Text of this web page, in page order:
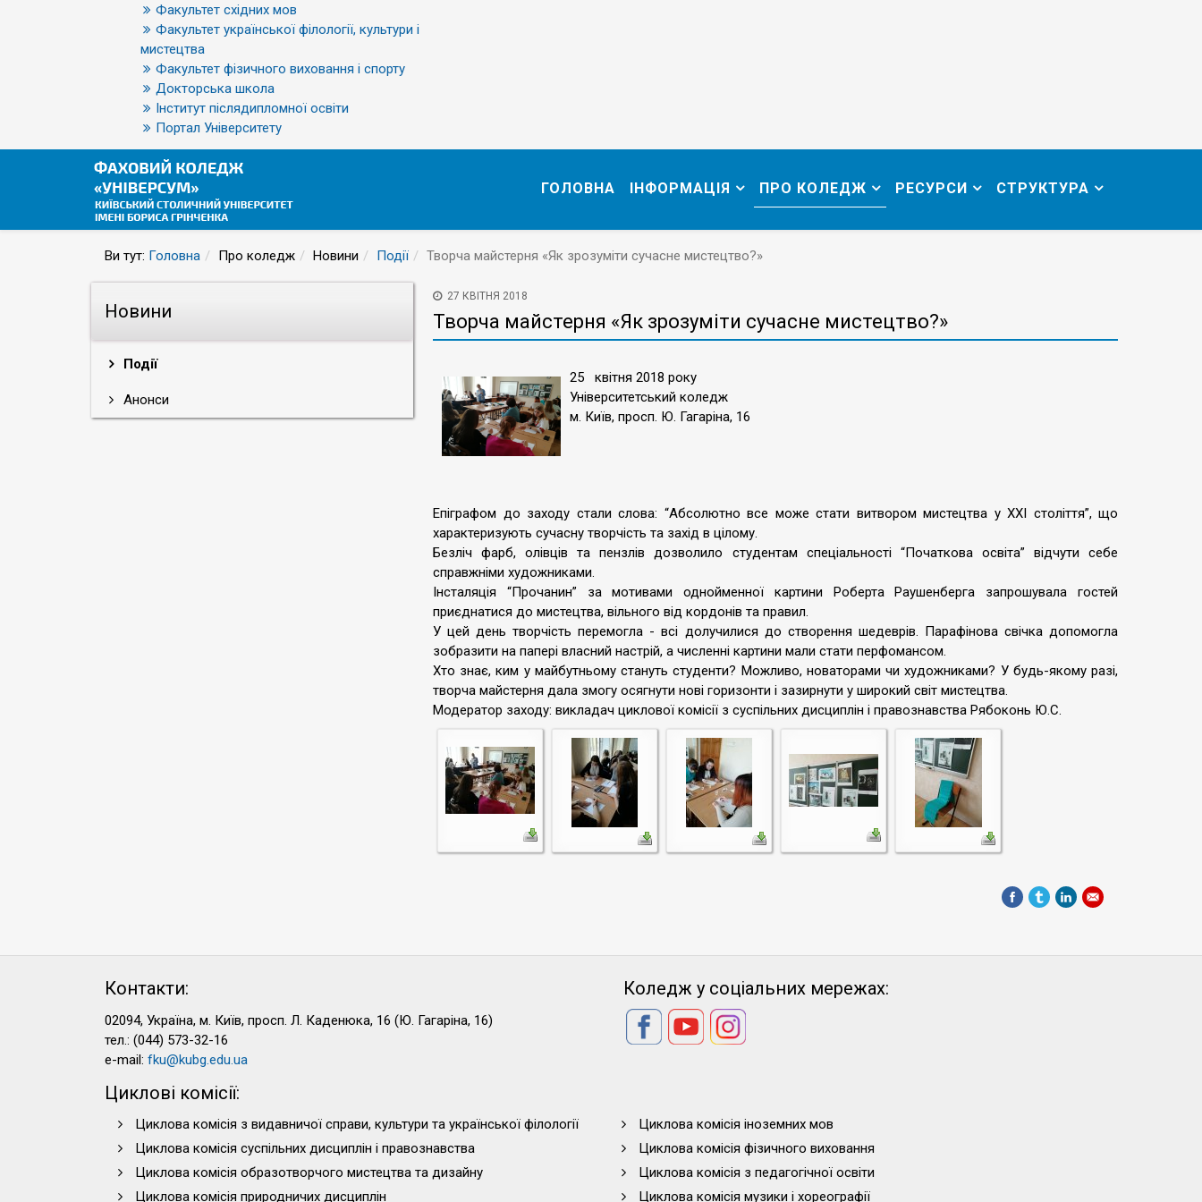
Факультет східних мов
Факультет української філології, культури і
мистецтва
Факультет фізичного виховання і спорту
Докторська школа
Інститут післядипломної освіти
Портал Університету
ГОЛОВНА ІНФОРМАЦІЯ ПРО КОЛЕДЖ РЕСУРСИ СТРУКТУРА
Ви тут: Головна Про коледж Новини Події Творча майстерня «Як зрозуміти сучасне мистецтво?»
Новини
Події
Анонси
27 КВІТНЯ 2018
Творча майстерня «Як зрозуміти сучасне мистецтво?»
25 квітня 2018 року
Університетський коледж
м. Київ, просп. Ю. Гагаріна, 16
Епіграфом до заходу стали слова: “Абсолютно все може стати витвором мистецтва у XXI століття”, що
характеризують сучасну творчість та захід в цілому.
Безліч фарб, олівців та пензлів дозволило студентам спеціальності “Початкова освіта” відчути себе
справжніми художниками.
Інсталяція “Прочанин” за мотивами однойменної картини Роберта Раушенберга запрошувала гостей
приєднатися до мистецтва, вільного від кордонів та правил.
У цей день творчість перемогла - всі долучилися до створення шедеврів. Парафінова свічка допомогла
зобразити на папері власний настрій, а численні картини мали стати перфомансом.
Хто знає, ким у майбутньому стануть студенти? Можливо, новаторами чи художниками? У будь-якому разі,
творча майстерня дала змогу осягнути нові горизонти і зазирнути у широкий світ мистецтва.
Модератор заходу: викладач циклової комісії з суспільних дисциплін і правознавства Рябоконь Ю.С.
Контакти:
02094, Україна, м. Київ, просп. Л. Каденюка, 16 (Ю. Гагаріна, 16)
тел.: (044) 573-32-16
e-mail: fku@kubg.edu.ua
Коледж у соціальних мережах:
Циклові комісії:
Циклова комісія з видавничої справи, культури та української філології
Циклова комісія іноземних мов
Циклова комісія суспільних дисциплін і правознавства
Циклова комісія фізичного виховання
Циклова комісія образотворчого мистецтва та дизайну
Циклова комісія з педагогічної освіти
Циклова комісія природничих дисциплін
Циклова комісія музики і хореографії